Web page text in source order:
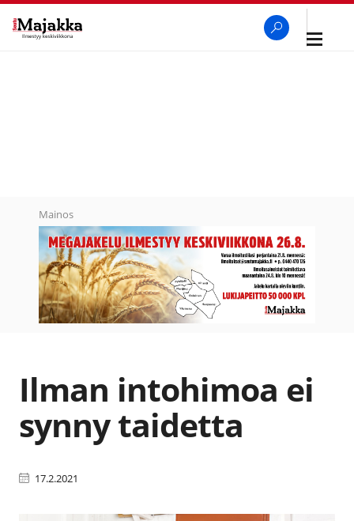
Avaa
Mainos
Ilman intohimoa ei
synny taidetta
17.2.2021